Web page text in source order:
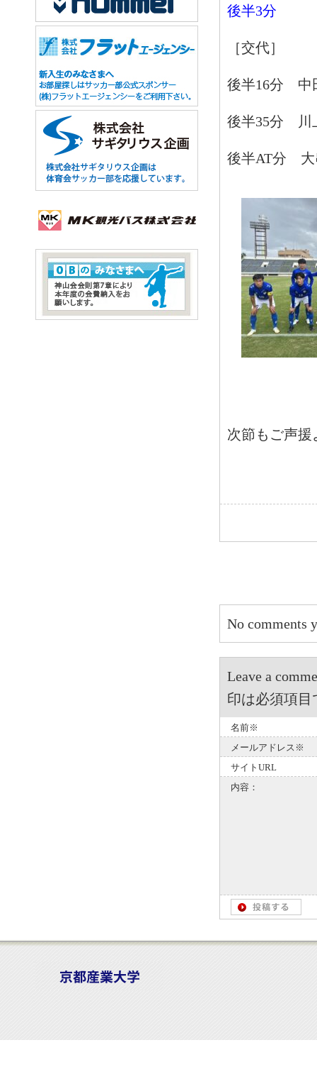
後半3分
［交代］
後半16分 中
後半35分 川
後半AT分
次節もご声
No comments
Leave a
印は必須項目
名前※
メールアドレス※
サイトURL
内容：